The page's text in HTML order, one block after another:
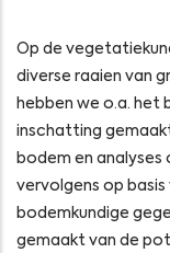
Op de
diverse raaien van
hebben we o.a. het
inschatting
bodem en
vervolgens op
bodemkundige
gemaakt van de